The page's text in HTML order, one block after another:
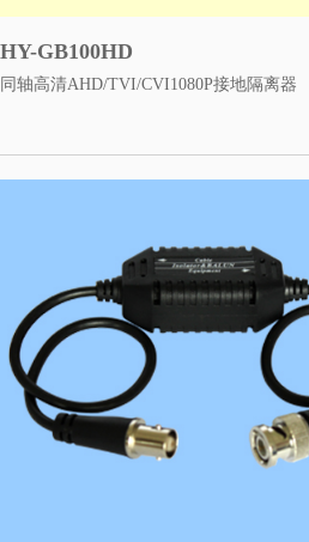
HY-GB100HD
同轴高清AHD/TVI/CVI1080P接地隔离器